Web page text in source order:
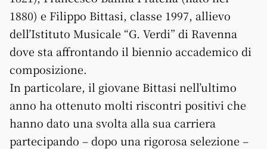
1880) e Filippo Bittasi, classe 1997, allievo
dell’Istituto Musicale “G. Verdi” di Ravenna
dove sta affrontando il biennio accademico di
composizione.
In particolare, il giovane Bittasi nell’ultimo
anno ha ottenuto molti riscontri positivi che
hanno dato una svolta alla sua carriera
partecipando – dopo una rigorosa selezione –